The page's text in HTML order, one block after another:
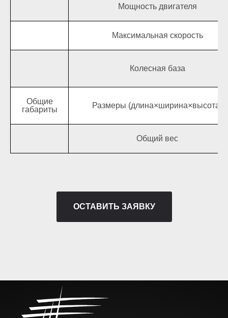
Мощность двигателя
Максимальная скорость
Колесная база
Общие
габариты
Размеры (длина×ширина×высота)
Общий вес
ОСТАВИТЬ ЗАЯВКУ